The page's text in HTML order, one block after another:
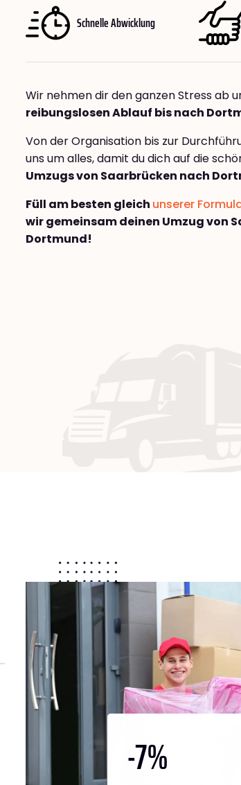
Schnelle Abwicklung
Wir nehmen dir den ganzen Stress ab
reibungslosen Ablauf bis nach
Von der Organisation bis zur
uns um alles, damit du dich auf die
Umzugs von Saarbrücken nach
Füll am besten gleich unserer
wir gemeinsam deinen Umzug von
Dortmund!
-7%